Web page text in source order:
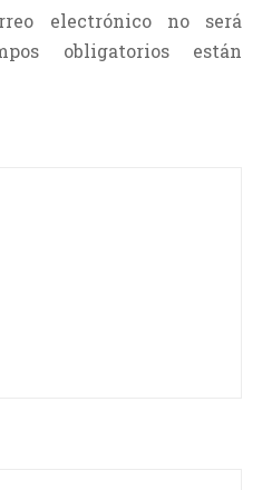
electrónico no será
obligatorios están